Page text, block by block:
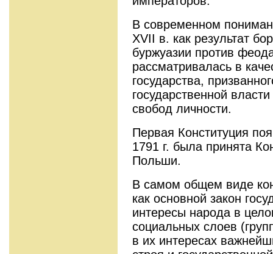
В современном
XVII в. как результат
буржуазии против
рассматривалась в
государства,
государственной
свобод личности.
Первая Конституция
1791 г. была принята
Польши.
В самом общем виде
как основной закон
интересы народа в
социальных слоев
в их интересах